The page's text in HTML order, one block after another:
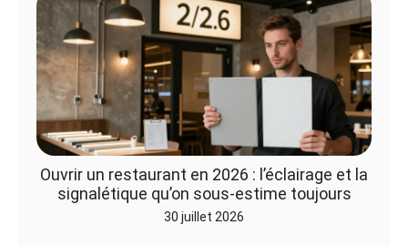
Ouvrir un restaurant en 2026 : l’éclairage et la
signalétique qu’on sous-estime toujours
30 juillet 2026